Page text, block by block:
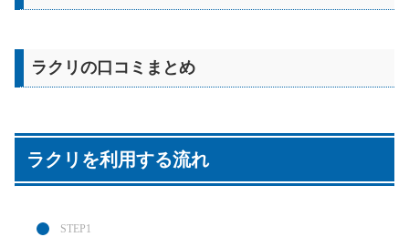
ラクリの口コミまとめ
ラクリを利用する流れ
STEP1